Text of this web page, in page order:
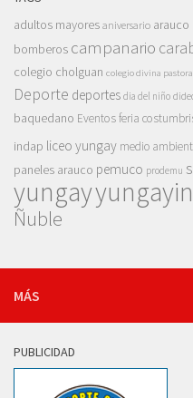
adultos mayores aniversario arauco
bomberos campanario
colegio cholguan colegio divina pastora
Deporte deportes dia del niño
baquedano Eventosferia
indap liceo yungay medio
paneles arauco pemuco prodemu
yungay
Ñuble
MÁS
PUBLICIDAD